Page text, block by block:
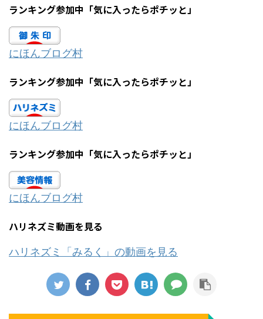
ランキング参加中「気に入ったらポチッと」
にほんブログ村
ランキング参加中「気に入ったらポチッと」
にほんブログ村
ランキング参加中「気に入ったらポチッと」
にほんブログ村
ハリネズミ動画を見る
ハリネズミ「みるく」の動画を見る